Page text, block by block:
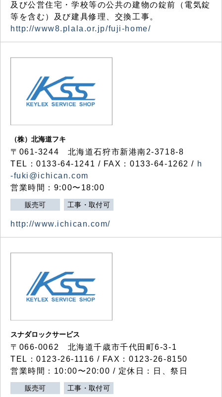
及び公営住宅・学校等の公共の建物の錠前（電気錠
等を含む）及び建具修理、交換工事。
http://www8.plala.or.jp/fuji-home/
（株）北海道フキ
〒061-3244 北海道石狩市新港南2-3718-8
TEL：0133-64-1241 / FAX：0133-64-1262 / h
-fuki@ichican.com
営業時間：9:00〜18:00
販売可 工事・取付可
http://www.ichican.com/
スナダロックサービス
〒066-0062 北海道千歳市千代田町6-3-1
TEL：0123-26-1116 / FAX：0123-26-8150
営業時間：10:00〜20:00 / 定休日：日、祭日
販売可 工事・取付可